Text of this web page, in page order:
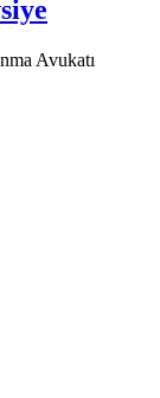
Avukatı